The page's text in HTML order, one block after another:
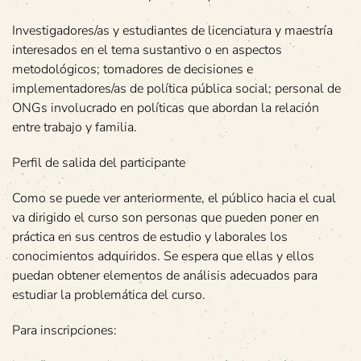
Investigadores/as y estudiantes de licenciatura y maestría
interesados en el tema sustantivo o en aspectos
metodológicos; tomadores de decisiones e
implementadores/as de política pública social; personal de
ONGs involucrado en políticas que abordan la relación
entre trabajo y familia.
Perfil de salida del participante
Como se puede ver anteriormente, el público hacia el cual
va dirigido el curso son personas que pueden poner en
práctica en sus centros de estudio y laborales los
conocimientos adquiridos. Se espera que ellas y ellos
puedan obtener elementos de análisis adecuados para
estudiar la problemática del curso.
Para inscripciones: